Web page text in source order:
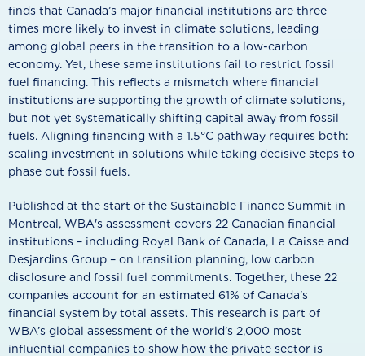
finds that Canada’s major financial institutions are three
times more likely to invest in climate solutions, leading
among global peers in the transition to a low-carbon
economy. Yet, these same institutions fail to restrict fossil
fuel financing. This reflects a mismatch where financial
institutions are supporting the growth of climate solutions,
but not yet systematically shifting capital away from fossil
fuels. Aligning financing with a 1.5°C pathway requires both:
scaling investment in solutions while taking decisive steps to
phase out fossil fuels.
Published at the start of the Sustainable Finance Summit in
Montreal, WBA's assessment covers 22 Canadian financial
institutions – including Royal Bank of Canada, La Caisse and
Desjardins Group – on transition planning, low carbon
disclosure and fossil fuel commitments. Together, these 22
companies account for an estimated 61% of Canada's
financial system by total assets. This research is part of
WBA’s global assessment of the world’s 2,000 most
influential companies to show how the private sector is